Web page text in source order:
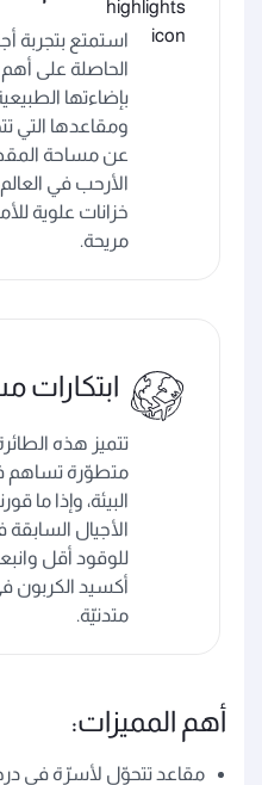
استمتع بتجربة
الحاصلة على أهم
بإضاءتها
ومقاعدها التي
عن مساحة
الأرحب في
خزانات علوية
مريحة.
ابتكارات
تتميز هذه
متطوّرة تساهم
البيئة، وإذا ما
الأجيال
للوقود أقل
أكسيد الكربون
متدنيّة.
أهم المميزات:
مقاعد تتحوّل لأسرّة في